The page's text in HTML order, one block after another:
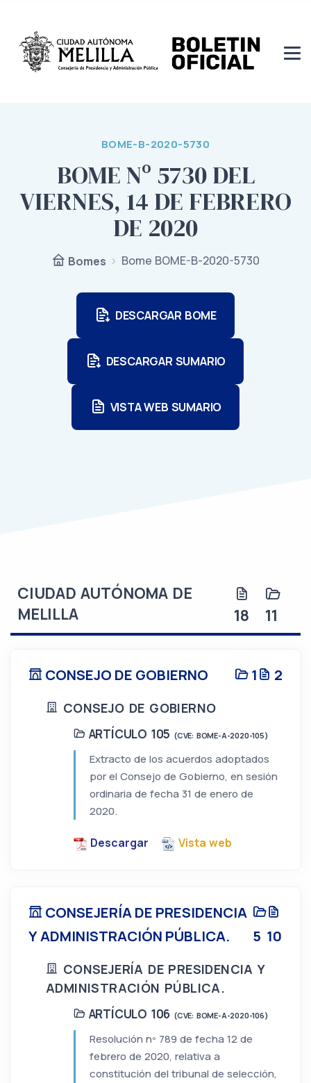
BOME-B-2020-5730
BOME Nº 5730 DEL
VIERNES, 14 DE FEBRERO
DE 2020
Bomes Bome BOME-B-2020-5730
DESCARGAR BOME
DESCARGAR SUMARIO
VISTA WEB SUMARIO
CIUDAD AUTÓNOMA DE
MELILLA
18 11
CONSEJO DE GOBIERNO 1 2
CONSEJO DE GOBIERNO
ARTÍCULO 105 (CVE: BOME-A-2020-105)
Extracto de los acuerdos adoptados
por el Consejo de Gobierno, en sesión
ordinaria de fecha 31 de enero de
2020.
Descargar Vista web
CONSEJERÍA DE PRESIDENCIA
Y ADMINISTRACIÓN PÚBLICA.
5 10
CONSEJERÍA DE PRESIDENCIA Y
ADMINISTRACIÓN PÚBLICA.
ARTÍCULO 106 (CVE: BOME-A-2020-106)
Resolución nº 789 de fecha 12 de
febrero de 2020, relativa a
constitución del tribunal de selección,